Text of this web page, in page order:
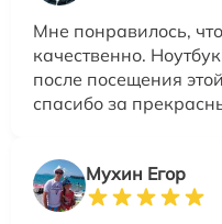
Мне понравилось,
качественно.
после посещения
спасибо за
Мухин Егор